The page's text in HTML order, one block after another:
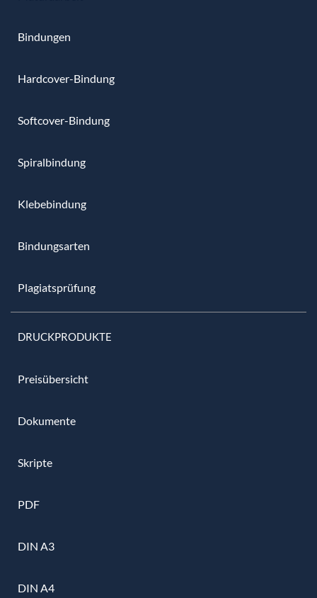
Bindungen
Hardcover-Bindung
Softcover-Bindung
Spiralbindung
Klebebindung
Bindungsarten
Plagiatsprüfung
DRUCKPRODUKTE
Preisübersicht
Dokumente
Skripte
PDF
DIN A3
DIN A4